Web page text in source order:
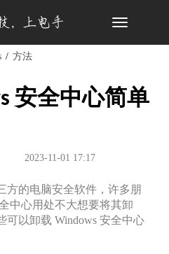
Toggle
方法
安全中心简单
2023-11-01 17:17
方的电脑安全软件，许多朋
中心用处不大想要将其卸
可以卸载 Windows 安全中心